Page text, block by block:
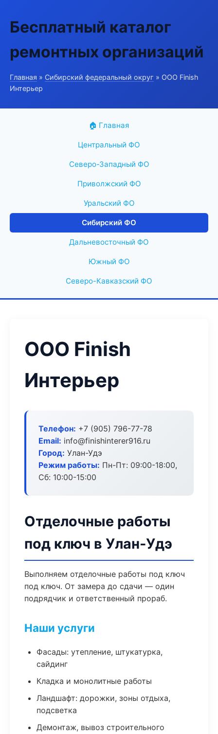
Бесплатный каталог
ремонтных организаций
Главная » Сибирский федеральный округ » ООО Finish
Интерьер
🏠 Главная
Центральный ФО
Северо-Западный ФО
Приволжский ФО
Уральский ФО
Сибирский ФО
Дальневосточный ФО
Южный ФО
Северо-Кавказский ФО
ООО Finish
Интерьер
Телефон: +7 (905) 796-77-78
Email: info@finishinterer916.ru
Город: Улан-Удэ
Режим работы: Пн-Пт: 09:00-18:00,
Сб: 10:00-15:00
Отделочные работы
под ключ в Улан-Удэ
Выполняем отделочные работы под ключ
под ключ. От замера до сдачи — один
подрядчик и ответственный прораб.
Наши услуги
Фасады: утепление, штукатурка,
сайдинг
Кладка и монолитные работы
Ландшафт: дорожки, зоны отдыха,
подсветка
Демонтаж, вывоз строительного